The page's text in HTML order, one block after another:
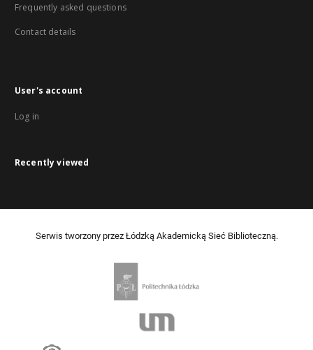
Frequently asked questions
Contact details
User's account
Log in
Recently viewed
Serwis tworzony przez Łódzką Akademicką Sieć Biblioteczną.